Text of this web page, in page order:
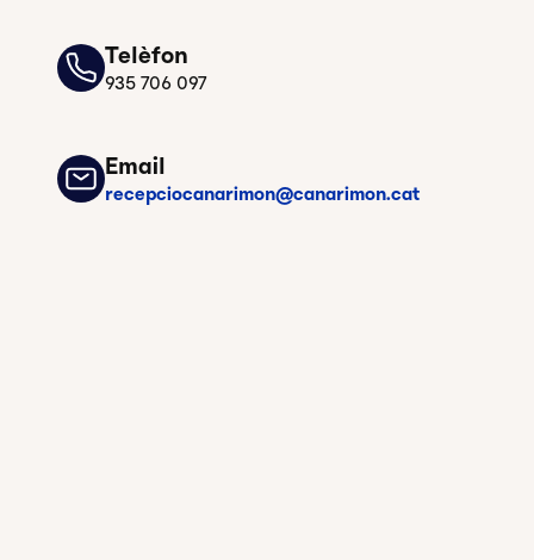
Telèfon
935 706 097
Email
recepciocanarimon@canarimon.cat